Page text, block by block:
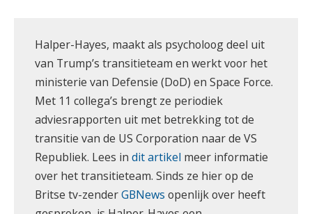
Halper-Hayes, maakt als psycholoog deel uit
van Trump’s transitieteam en werkt voor het
ministerie van Defensie (DoD) en Space Force.
Met 11 collega’s brengt ze periodiek
adviesrapporten uit met betrekking tot de
transitie van de US Corporation naar de VS
Republiek. Lees in dit artikel meer informatie
over het transitieteam. Sinds ze hier op de
Britse tv-zenderGBNews openlijk over heeft